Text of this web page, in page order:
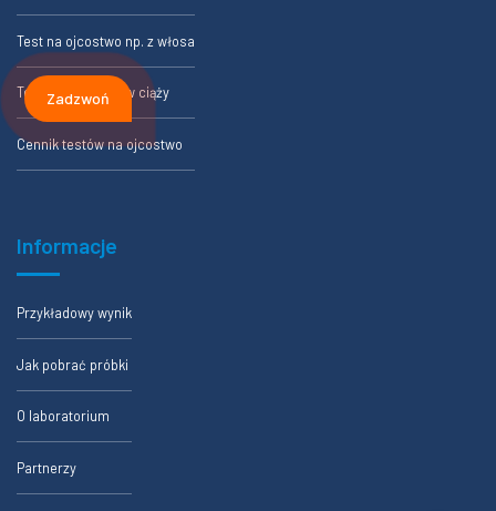
Test na ojcostwo np. z włosa
Test na ojcostwo w ciąży
Cennik testów na ojcostwo
Informacje
Przykładowy wynik
Jak pobrać próbki
O laboratorium
Partnerzy
Zadzwoń